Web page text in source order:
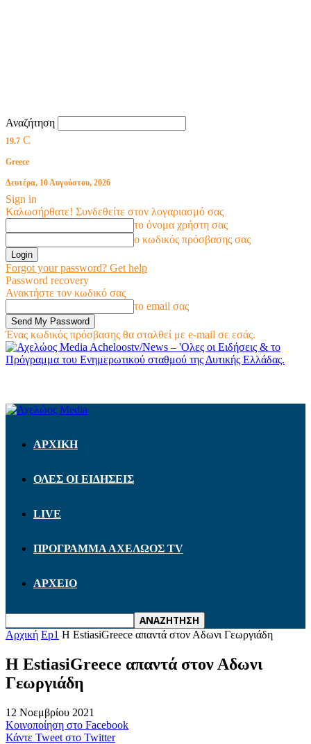
Αναζήτηση
19.7 C
Greece
Δευτέρα, 10 Αυγούστου, 2026
Sign in
Καλωσήρθατε! Συνδεθείτε στον λογαριασμό σας
το όνομα χρήστη σας
ο κωδικός πρόσβασης σας
Forgot your password? Get help
Password recovery
Ανακτήστε τον κωδικό σας
το email σας
Ένας κωδικός πρόσβασης θα σταλθεί με e-mail σε εσάς.
Acheloostv/News – 'Ολες οι Ειδήσεις & το
Πρόγραμμα του Ενημερωτικού σταθμού της Δυτικής Ελλάδας.
ΑΡΧΙΚΗ
ΟΛΕΣ ΟΙ ΕΙΔΗΣΕΙΣ
LIVE
ΠΡΟΓΡΑΜΜΑ ΑΧΕΛΩΟΣ TV
ΑΡΧΕΙΟ
Αρχική Ep1 Η EstiasiGreece απαντά στον Αδωνι Γεωργιάδη
Η EstiasiGreece απαντά στον Αδωνι
Γεωργιάδη
12 Νοεμβρίου 2021
Κοινοποίηση στο Facebook
Κάντε Tweet στο Twitter